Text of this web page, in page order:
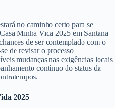
no caminho certo para se
Minha Vida 2025 em Santana
de ser contemplado com o
de revisar o processo
mudanças nas exigências locais
contínuo do status da
2025